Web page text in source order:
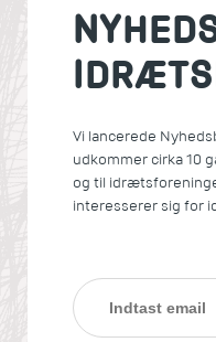
Vi lancerede
udkommer cirka 10
og til
interesserer sig for